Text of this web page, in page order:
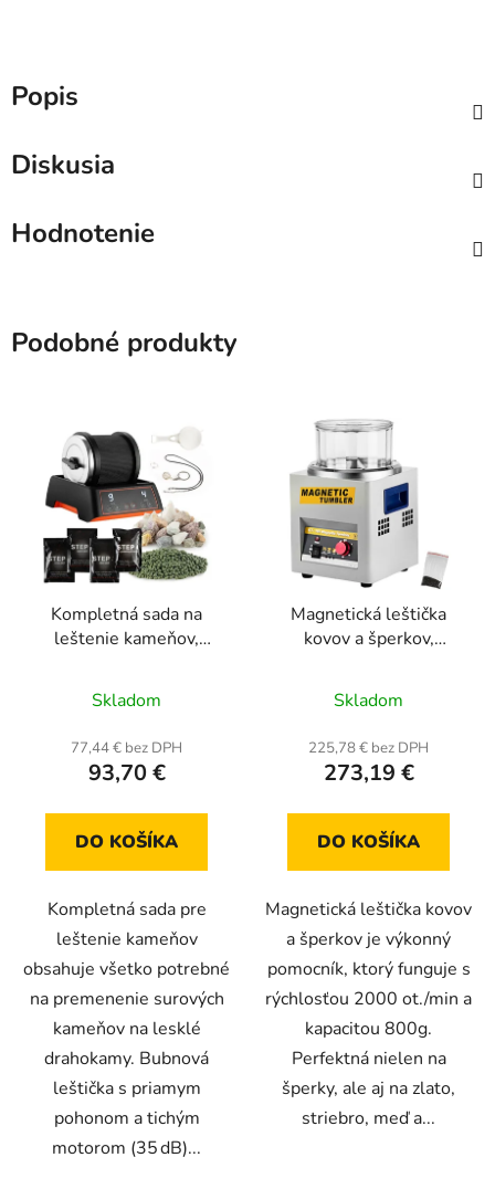
Popis
Diskusia
Hodnotenie
Podobné produkty
Kompletná sada na
leštenie kameňov,
Skladom
77,44 € bez DPH
93,70 €
DO KOŠÍKA
Kompletná sada pre
leštenie kameňov
obsahuje všetko potrebné
na premenenie surových
kameňov na lesklé
drahokamy. Bubnová
leštička s priamym
pohonom a tichým
motorom (35 dB)...
Magnetická leštička
kovov a šperkov,
ot./min.
hodnotenie
produktu
je
z
Skladom
225,78 € bez DPH
273,19 €
DO KOŠÍKA
Magnetická leštička kovov
a šperkov je výkonný
pomocník, ktorý funguje s
rýchlosťou 2000 ot./min a
kapacitou 800g.
Perfektná nielen na
šperky, ale aj na zlato,
striebro, meď a...